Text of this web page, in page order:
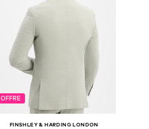
OFFRE
FINSHLEY & HARDING LONDON